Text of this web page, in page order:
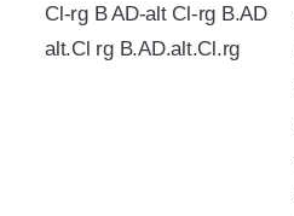
Cl-rg B AD-alt Cl-rg B.AD
alt.Cl rg B.AD.alt.Cl.rg